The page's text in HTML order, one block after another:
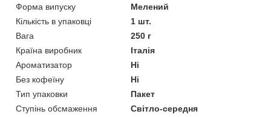
Форма випуску
Мелений
Кількість в упаковці
1 шт.
Вага
250 г
Країна виробник
Італія
Ароматизатор
Ні
Без кофеїну
Ні
Тип упаковки
Пакет
Ступінь обсмаження
Світло-середня